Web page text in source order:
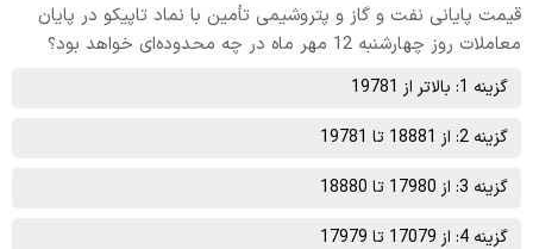
قیمت پایانی نفت و گاز و پتروشيمی تأمين با نماد تاپیکو در پایان
معاملات روز چهارشنبه 12 مهر ماه در چه محدوده‌ای خواهد بود؟
گزینه 1: بالاتر از 19781
گزینه 2: از 18881 تا 19781
گزینه 3: از 17980 تا 18880
گزینه 4: از 17079 تا 17979